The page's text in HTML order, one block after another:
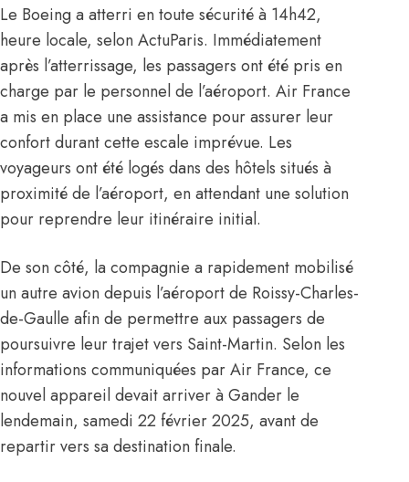
Le Boeing a atterri en toute sécurité à 14h42,
heure locale, selon ActuParis. Immédiatement
après l’atterrissage, les passagers ont été pris en
charge par le personnel de l’aéroport. Air France
a mis en place une assistance pour assurer leur
confort durant cette escale imprévue. Les
voyageurs ont été logés dans des hôtels situés à
proximité de l’aéroport, en attendant une solution
pour reprendre leur itinéraire initial.
De son côté, la compagnie a rapidement mobilisé
un autre avion depuis l’aéroport de Roissy-Charles-
de-Gaulle afin de permettre aux passagers de
poursuivre leur trajet vers Saint-Martin. Selon les
informations communiquées par Air France, ce
nouvel appareil devait arriver à Gander le
lendemain, samedi 22 février 2025, avant de
repartir vers sa destination finale.